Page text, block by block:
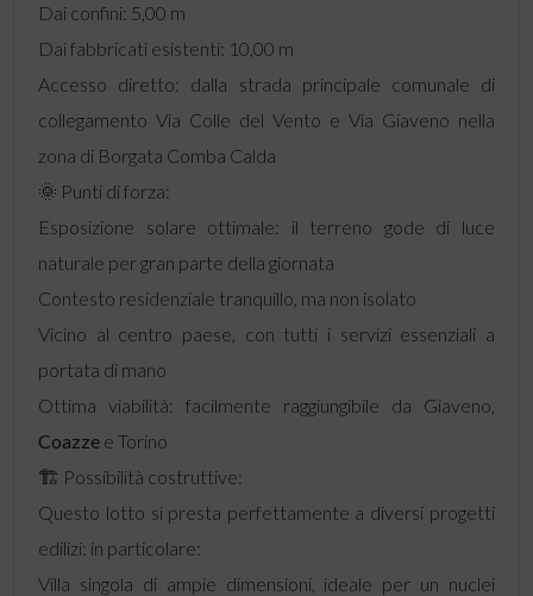
Dai confini: 5,00 m
Dai fabbricati esistenti: 10,00 m
Accesso diretto: dalla strada principale comunale di
collegamento Via Colle del Vento e Via Giaveno nella
zona di Borgata Comba Calda
🌞 Punti di forza:
Esposizione solare ottimale: il terreno gode di luce
naturale per gran parte della giornata
Contesto residenziale tranquillo, ma non isolato
Vicino al centro paese, con tutti i servizi essenziali a
portata di mano
Ottima viabilità: facilmente raggiungibile da Giaveno,
Coazze e Torino
🏗️ Possibilità costruttive:
Questo lotto si presta perfettamente a diversi progetti
edilizi: in particolare:
Villa singola di ampie dimensioni, ideale per un nuclei